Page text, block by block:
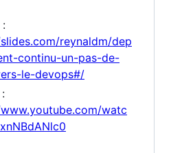
:
reynaldm/dep
continu-un-pas-de-
le-devops#/
watc